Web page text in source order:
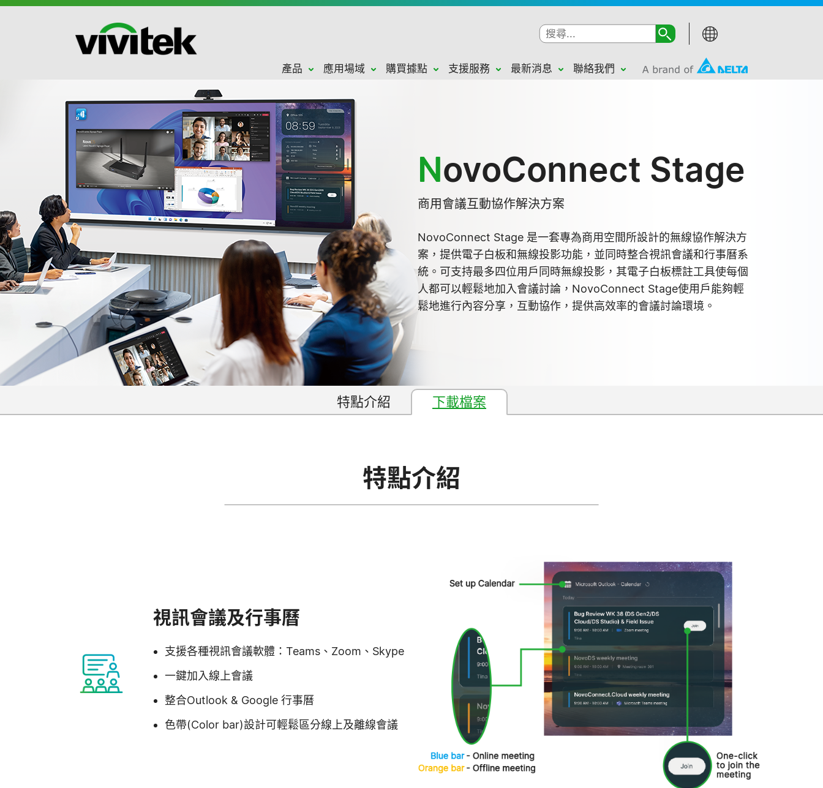
產品 應用場域 購買據點 支援服務 最新消息 聯絡我們
NovoConnect Stage
商用會議互動協作解決方案
NovoConnect Stage 是一套專為商用空間所設計的無線協作解決方
案，提供電子白板和無線投影功能，並同時整合視訊會議和行事曆系
統。可支持最多四位用戶同時無線投影，其電子白板標註工具使每個
人都可以輕鬆地加入會議討論，NovoConnect Stage使用戶能夠輕
鬆地進行內容分享，互動協作，提供高效率的會議討論環境。
特點介紹 下載檔案
特點介紹
視訊會議及行事曆
支援各種視訊會議軟體：Teams、Zoom、Skype
一鍵加入線上會議
整合Outlook & Google 行事曆
色帶(Color bar)設計可輕鬆區分線上及離線會議